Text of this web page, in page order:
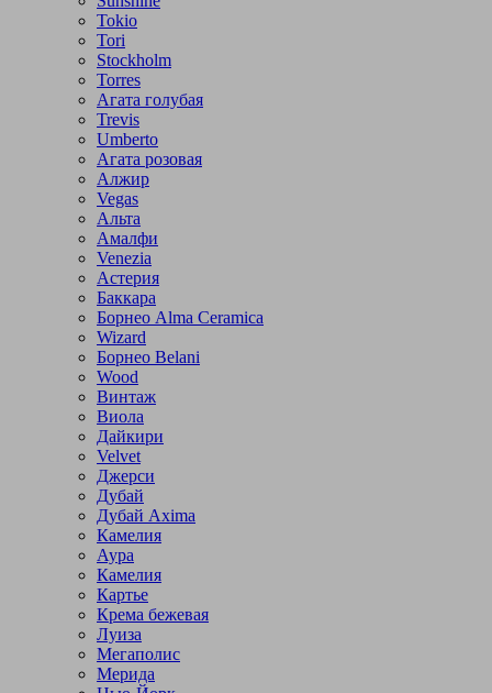
Tokio
Tori
Stockholm
Torres
Агата голубая
Trevis
Umberto
Агата розовая
Алжир
Vegas
Альта
Амалфи
Venezia
Астерия
Баккара
Борнео Alma Ceramica
Wizard
Борнео Belani
Wood
Винтаж
Виола
Дайкири
Velvet
Джерси
Дубай
Дубай Axima
Камелия
Аура
Камелия
Картье
Крема бежевая
Луиза
Мегаполис
Мерида